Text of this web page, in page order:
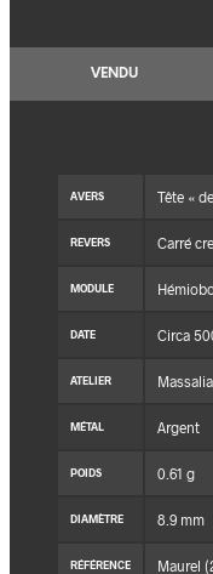
VENDU
AVERS Tête «
REVERS Carré
MODULE
DATE Circa
ATELIER
MÉTAL Argent
POIDS 0.61 g
DIAMÈTRE 8.9 mm
RÉFÉRENCE Maurel